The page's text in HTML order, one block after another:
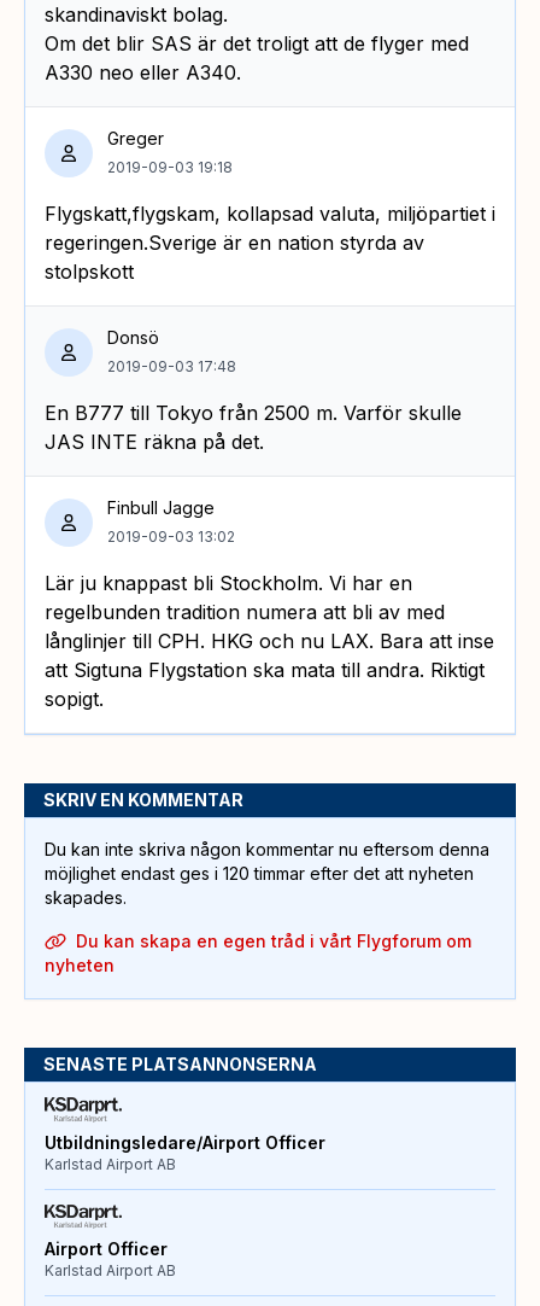
skandinaviskt bolag.
Om det blir SAS är det troligt att de flyger med
A330 neo eller A340.
Greger
2019-09-03 19:18
Flygskatt,flygskam, kollapsad valuta, miljöpartiet i
regeringen.Sverige är en nation styrda av
stolpskott
Donsö
2019-09-03 17:48
En B777 till Tokyo från 2500 m. Varför skulle
JAS INTE räkna på det.
Finbull Jagge
2019-09-03 13:02
Lär ju knappast bli Stockholm. Vi har en
regelbunden tradition numera att bli av med
långlinjer till CPH. HKG och nu LAX. Bara att inse
att Sigtuna Flygstation ska mata till andra. Riktigt
sopigt.
SKRIV EN KOMMENTAR
Du kan inte skriva någon kommentar nu eftersom denna
möjlighet endast ges i 120 timmar efter det att nyheten
skapades.
Du kan skapa en egen tråd i vårt Flygforum om
nyheten
SENASTE PLATSANNONSERNA
Utbildningsledare/Airport Officer
Karlstad Airport AB
Airport Officer
Karlstad Airport AB